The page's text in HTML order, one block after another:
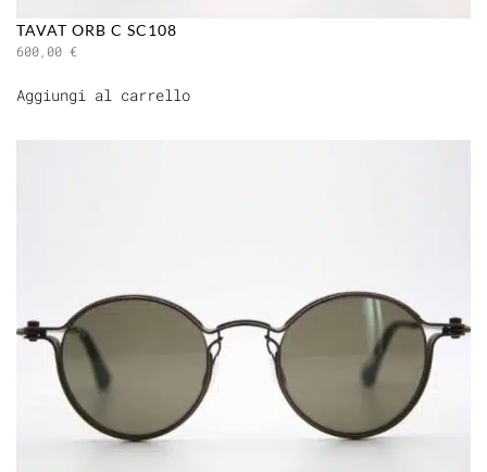
TAVAT ORB C SC108
600,00 €
Aggiungi al carrello